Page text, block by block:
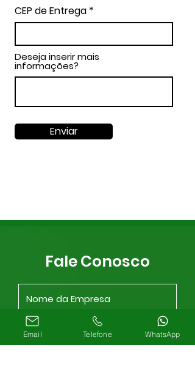
CEP de Entrega
Deseja inserir mais
informações?
Enviar
Fale Conosco
Email Telefone WhatsApp